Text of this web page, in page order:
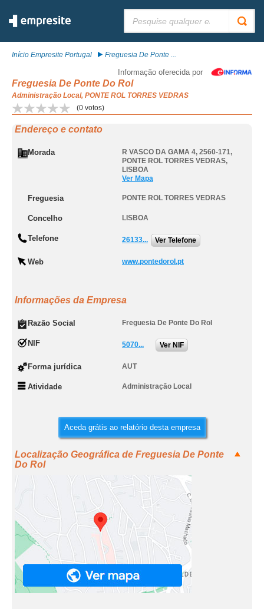
Início Empresite Portugal Freguesia De Ponte ...
Informação oferecida por
Freguesia De Ponte Do Rol
Administração Local, PONTE ROL TORRES VEDRAS
(0 votos)
Endereço e contato
Morada R VASCO DA GAMA 4, 2560-171,
PONTE ROL TORRES VEDRAS,
LISBOA
Ver Mapa
Freguesia PONTE ROL TORRES VEDRAS
Concelho LISBOA
Telefone 26133... Ver Telefone
Web www.pontedorol.pt
Informações da Empresa
Razão Social Freguesia De Ponte Do Rol
NIF 5070... Ver NIF
Forma jurídica AUT
Atividade Administração Local
Aceda grátis ao relatório desta empresa
Localização Geográfica de Freguesia De Ponte
Do Rol